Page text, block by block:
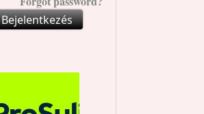
Bejelentkezés